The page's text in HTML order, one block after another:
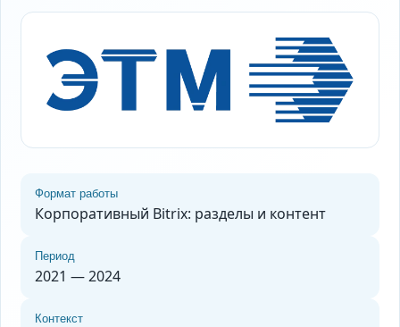
Формат работы
Корпоративный Bitrix: разделы и контент
Период
2021 — 2024
Контекст